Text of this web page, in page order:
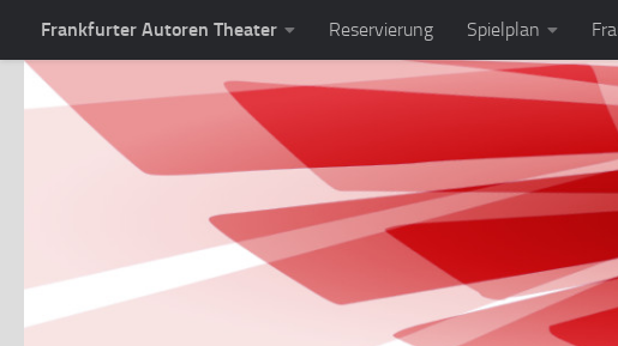
Zum Inhalt springen
Frankfurter Autoren Theater Reservierung Spielplan